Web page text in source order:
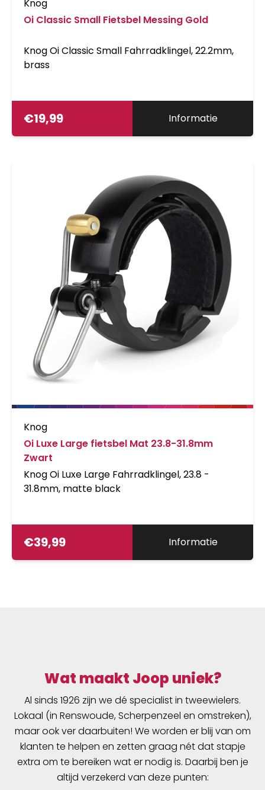
Knog
Oi Classic Small Fietsbel Messing Gold
Knog Oi Classic Small Fahrradklingel, 22.2mm,
brass
€19,99 Informatie
Knog
Oi Luxe Large fietsbel Mat 23.8-31.8mm
Zwart
Knog Oi Luxe Large Fahrradklingel, 23.8 -
31.8mm, matte black
€39,99 Informatie
Wat maakt Joop uniek?
Al sinds 1926 zijn we dé specialist in tweewielers.
Lokaal (in Renswoude, Scherpenzeel en omstreken),
maar ook ver daarbuiten! We worden er blij van om
klanten te helpen en zetten graag nét dat stapje
extra om te bereiken wat er nodig is. Daarbij ben je
altijd verzekerd van deze punten: